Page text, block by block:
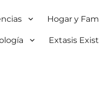
Hogar y
Extasis